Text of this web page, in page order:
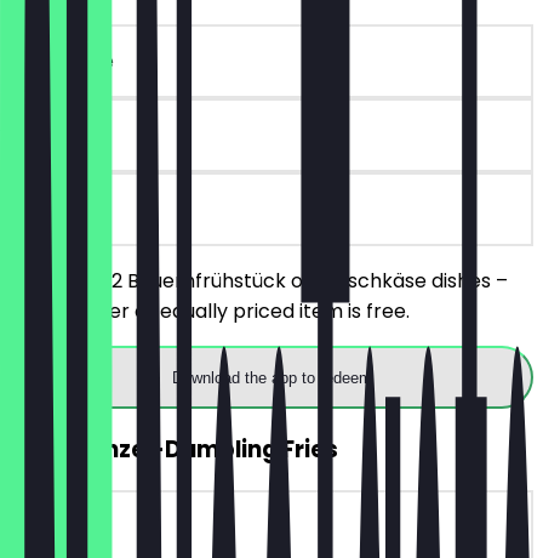
~€14 value
90 days
on site
Order any 2 Bauernfrühstück or Fleischkäse dishes –
the cheaper or equally priced item is free.
Download the app to redeem
FREE Wenzel-Dumpling Fries
~€7 value